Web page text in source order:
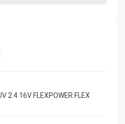
2.4 16V FLEXPOWER FLEX